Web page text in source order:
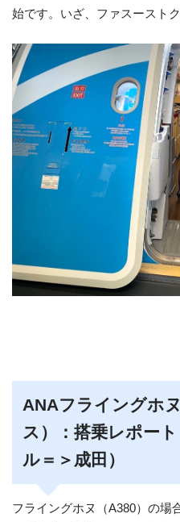
始です。いざ、ファスースト
ANAフライングホ
ス）：搭乗レポー
ル＝＞成田）
フライングホヌ（A380）の場